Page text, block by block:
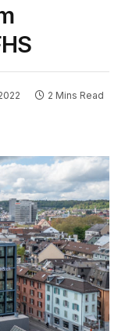
2 Mins Read